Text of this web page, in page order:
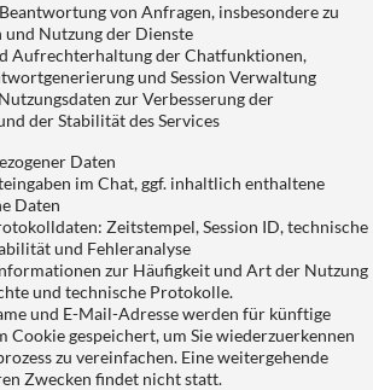
von Anfragen, insbesondere zu
und Nutzung der Dienste
Aufrechterhaltung der Chatfunktionen,
und Session Verwaltung
zur Verbesserung der
der Stabilität des Services
Daten
im Chat, ggf. inhaltlich enthaltene
Daten
Zeitstempel, Session ID, technische
und Fehleranalyse
zur Häufigkeit und Art der Nutzung
und technische Protokolle.
und E-Mail-Adresse werden für künftige
Cookie gespeichert, um Sie wiederzuerkennen
zu vereinfachen. Eine weitergehende
Zwecken findet nicht statt.